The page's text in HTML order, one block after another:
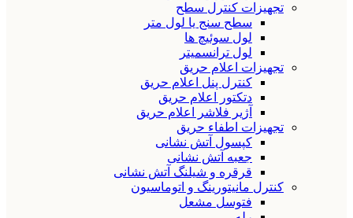
تجهیزات کنترل سطح
سطح سنج یا لول متر
لول سوئیچ ها
لول ترانسمیتر
تجهیزات اعلام حریق
کنترل پنل اعلام حریق
دتکتور اعلام حریق
آژیر فلاشر اعلام حریق
تجهیزات اطفاء حریق
کپسول آتش نشانی
جعبه آتش نشانی
قرقره و شیلنگ آتش نشانی
کنترل مانیتورینگ و اتوماسیون
فتوسل مشعل